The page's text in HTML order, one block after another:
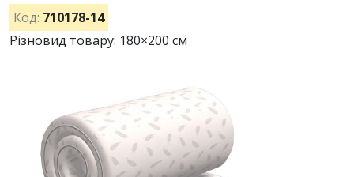
Код: 710178-14
Різновид товару: 180×200 см